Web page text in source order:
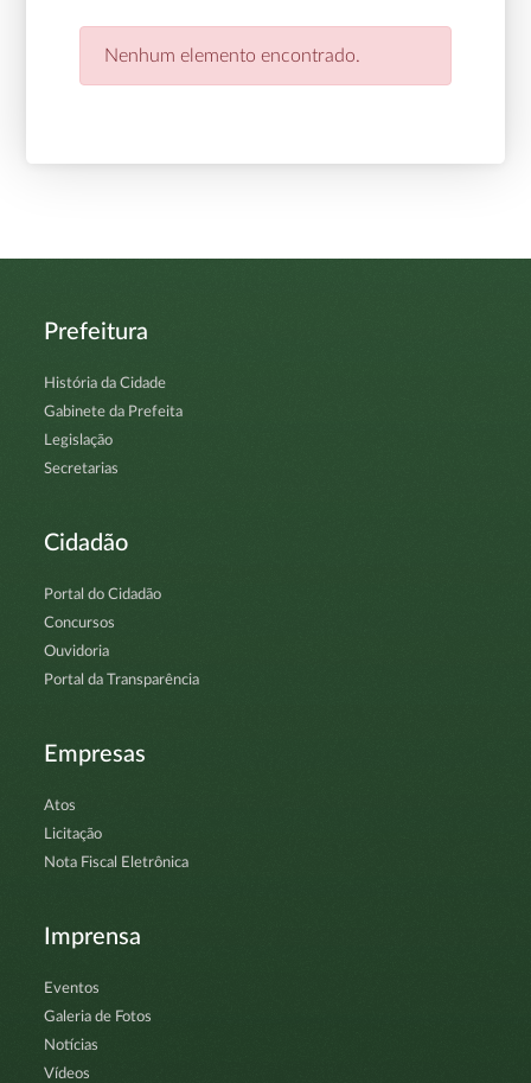
Nenhum elemento encontrado.
Prefeitura
História da Cidade
Gabinete da Prefeita
Legislação
Secretarias
Cidadão
Portal do Cidadão
Concursos
Ouvidoria
Portal da Transparência
Empresas
Atos
Licitação
Nota Fiscal Eletrônica
Imprensa
Eventos
Galeria de Fotos
Notícias
Vídeos